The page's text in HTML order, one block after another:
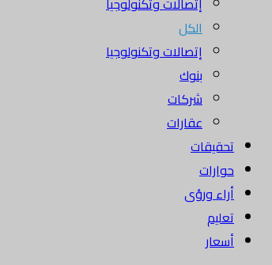
الكل
إتصالات وتكنولوجيا
بنوك
شركات
عقارات
تحقيقات
حوارات
أراء ورؤى
تعليم
أسعار